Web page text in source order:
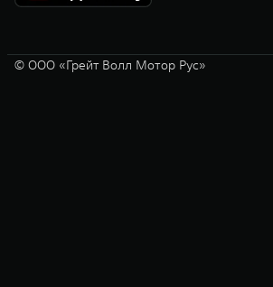
© ООО «Грейт Волл Мотор Рус»